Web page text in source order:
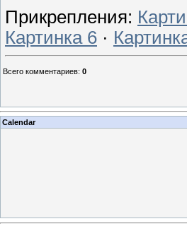
Прикрепления:
Картинка 6 ·
Всего комментариев: 0
Calendar